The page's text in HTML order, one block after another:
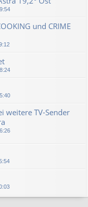
und CRIME
weitere TV-Sender